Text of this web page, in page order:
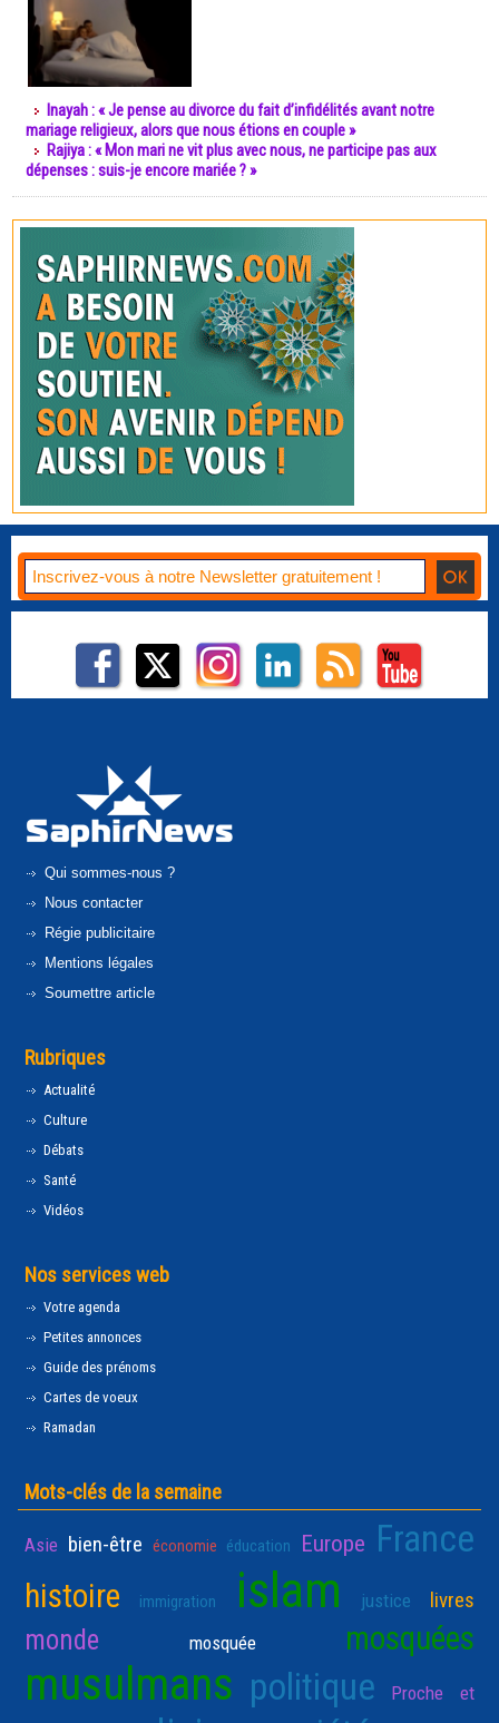
Inayah : « Je pense au divorce du fait d’infidélités avant notre
mariage religieux, alors que nous étions en couple »
Rajiya : « Mon mari ne vit plus avec nous, ne participe pas aux
dépenses : suis-je encore mariée ? »
Qui sommes-nous ?
Nous contacter
Régie publicitaire
Mentions légales
Soumettre article
Rubriques
Actualité
Culture
Débats
Santé
Vidéos
Nos services web
Votre agenda
Petites annonces
Guide des prénoms
Cartes de voeux
Ramadan
Mots-clés de la semaine
Asie bien-être économie éducation Europe France
histoire immigration islam justice livres
monde mosquée mosquées
musulmans politique Proche et